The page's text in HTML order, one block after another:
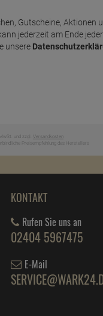
Gutscheine, Aktionen
jederzeit am Ende
unsere
und zzgl. Versandkosten
Preisempfehlung des Herstellers
KONTAKT
Rufen Sie uns an
02404 5967475
E-Mail